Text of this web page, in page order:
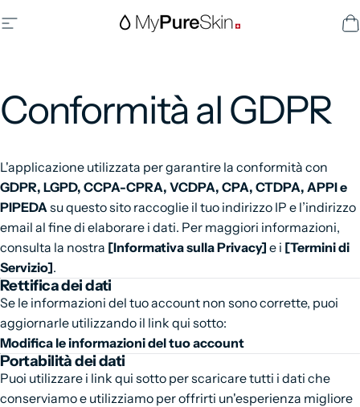
Navigazione del sitoMyPureSkin SA
Conformitàal GDPR
L'applicazione utilizzata per garantire la conformità con
GDPR, LGPD, CCPA-CPRA, VCDPA, CPA, CTDPA, APPI e
PIPEDA su questo sito raccoglie il tuo indirizzo IP e l’indirizzo
email al fine di elaborare i dati. Per maggiori informazioni,
consulta la nostra [Informativa sulla Privacy] e i [Termini di
Servizio].
Rettifica dei dati
Se le informazioni del tuo account non sono corrette, puoi
aggiornarle utilizzando il link qui sotto:
Modifica le informazioni del tuo account
Portabilità dei dati
Puoi utilizzare i link qui sotto per scaricare tutti i dati che
conserviamo e utilizziamo per offrirti un'esperienza migliore